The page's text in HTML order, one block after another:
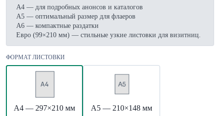
А4 — для подробных анонсов и каталогов
А5 — оптимальный размер для флаеров
А6 — компактные раздатки
Евро (99×210 мм) — стильные узкие листовки для визитниц.
ФОРМАТ ЛИСТОВКИ
А4 — 297×210 мм А5 — 210×148 мм